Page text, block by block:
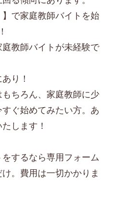
で家庭教師バイトを始
教師バイトが未経験で
り！
ちろん、家庭教師に少
ぐ始めてみたい方。あ
します！
するなら専用フォーム
。費用は一切かかりま